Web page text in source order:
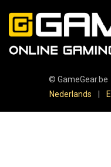
© GameGear.be
Nederlands